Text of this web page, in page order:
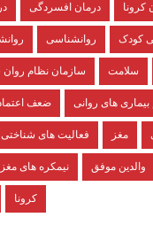
درمان افسردگی کرونا
روانشناسی کودک
سازمان نظام سلامت
ضعف بیماری های روانی
فعالیت های شناختی مغز
نیمکره های مغز والدین موفق
کرونا